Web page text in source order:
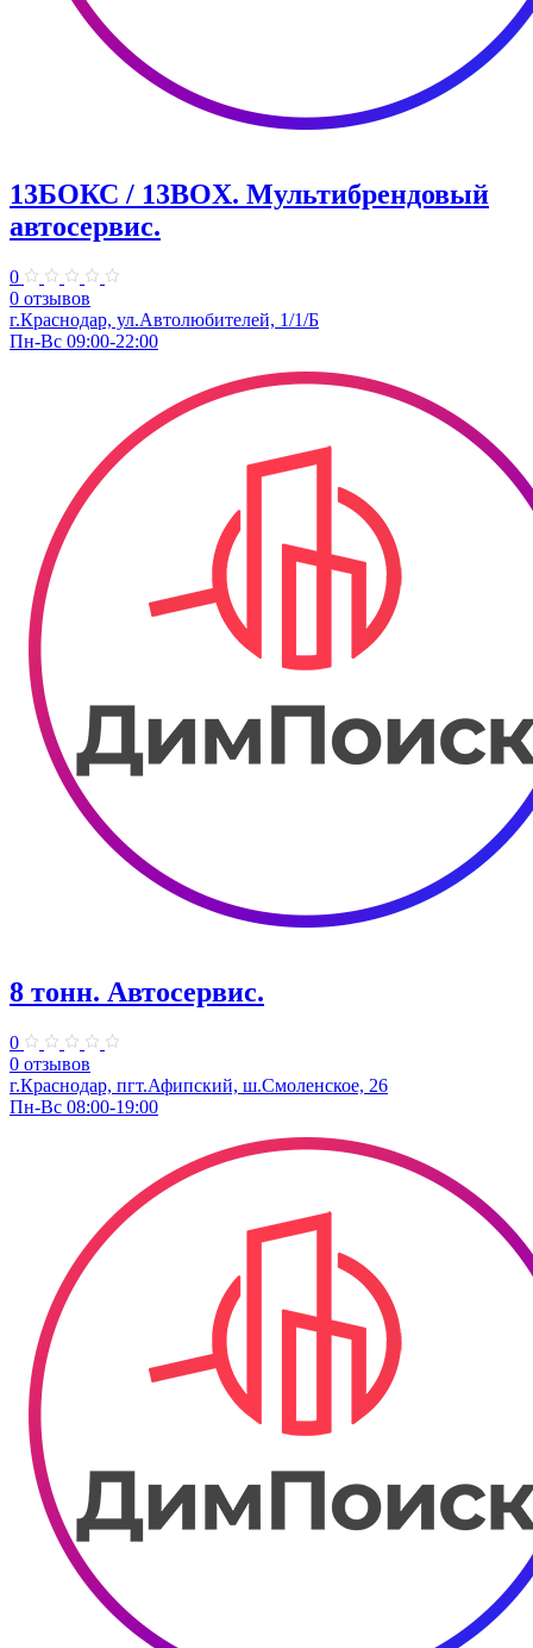
13БОКС / 13BOX. ​Мультибрендовый
автосервис.
0
0 отзывов
г.Краснодар, ул.Автолюбителей, 1/1/Б
Пн-Вс 09:00-22:00
8 тонн. Автосервис.
0
0 отзывов
г.Краснодар, пгт.Афипский, ш.Смоленское, 26
Пн-Вс 08:00-19:00